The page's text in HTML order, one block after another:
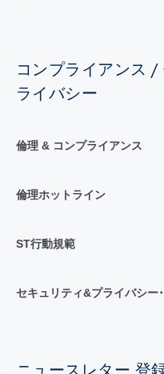
コンプライアンス
ライバシー
倫理 & コンプライアンス
倫理ホットライン
ST行動規範
セキュリティ&プライバシー
ニュースレター 登